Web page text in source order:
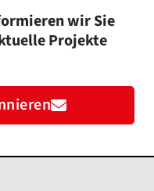
wir Sie
Projekte